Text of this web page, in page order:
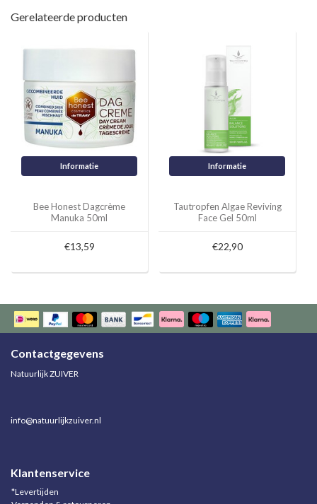
Gerelateerde producten
Informatie
Bee Honest Dagcrème
Manuka 50ml
€13,59
Informatie
Tautropfen Algae Reviving
Face Gel 50ml
€22,90
Contactgegevens
Natuurlijk ZUIVER
info@natuurlijkzuiver.nl
Klantenservice
*Levertijden